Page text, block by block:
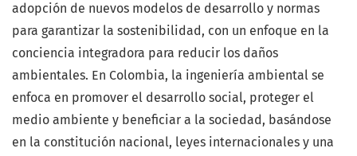
adopción de nuevos modelos de desarrollo y normas
para garantizar la sostenibilidad, con un enfoque en la
conciencia integradora para reducir los daños
ambientales. En Colombia, la ingeniería ambiental se
enfoca en promover el desarrollo social, proteger el
medio ambiente y beneficiar a la sociedad, basándose
en la constitución nacional, leyes internacionales y una